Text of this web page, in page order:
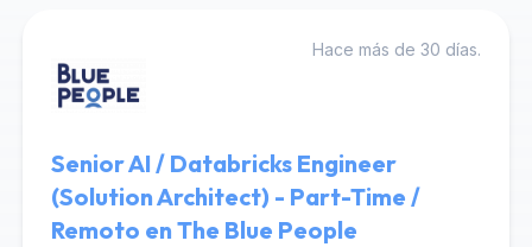
Hace más de 30 días.
Senior AI / Databricks Engineer
(Solution Architect) - Part-Time /
Remoto en The Blue People